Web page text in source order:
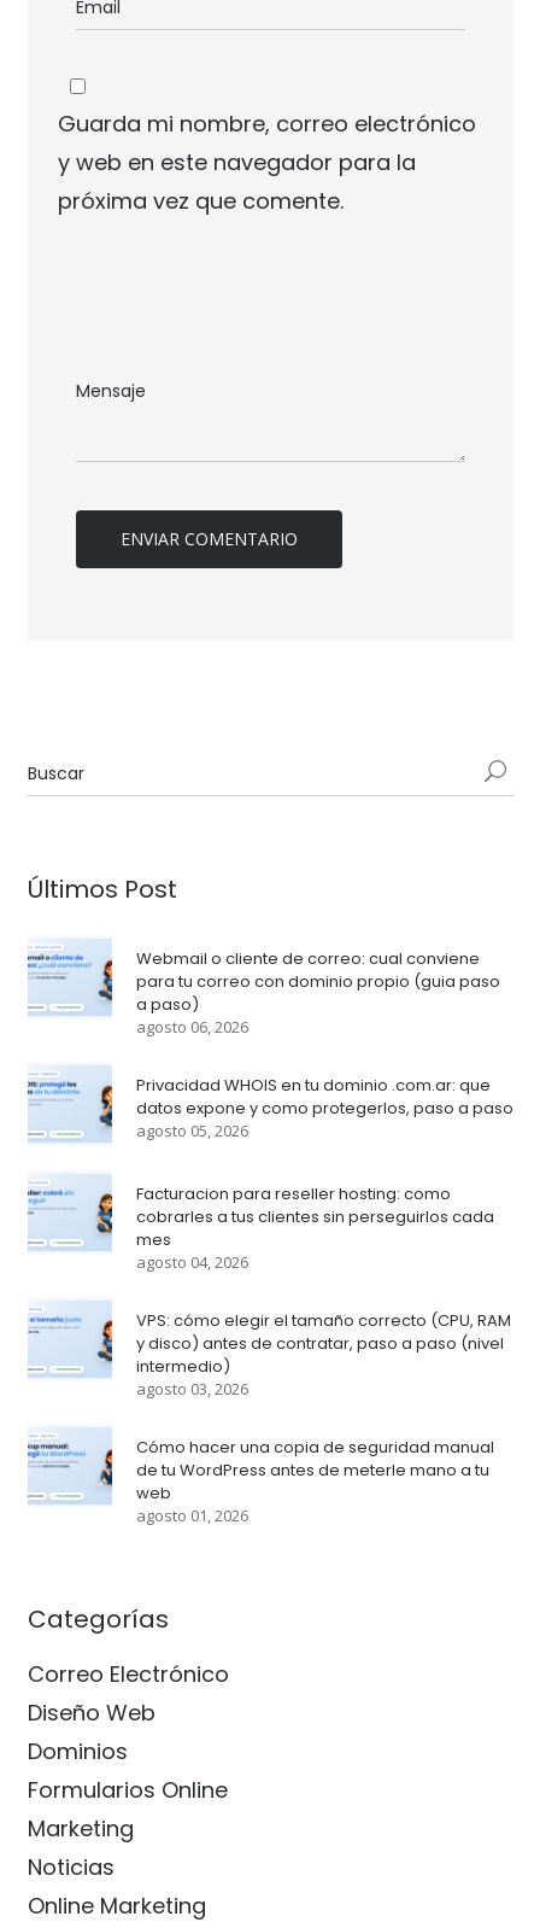
Guarda mi nombre, correo electrónico
y web en este navegador para la
próxima vez que comente.
Últimos Post
Webmail o cliente de correo: cual conviene
para tu correo con dominio propio (guia paso
a paso)
agosto 06, 2026
Privacidad WHOIS en tu dominio .com.ar: que
datos expone y como protegerlos, paso a paso
agosto 05, 2026
Facturacion para reseller hosting: como
cobrarles a tus clientes sin perseguirlos cada
mes
agosto 04, 2026
VPS: cómo elegir el tamaño correcto (CPU, RAM
y disco) antes de contratar, paso a paso (nivel
intermedio)
agosto 03, 2026
Cómo hacer una copia de seguridad manual
de tu WordPress antes de meterle mano a tu
web
agosto 01, 2026
Categorías
Correo Electrónico
Diseño Web
Dominios
Formularios Online
Marketing
Noticias
Online Marketing